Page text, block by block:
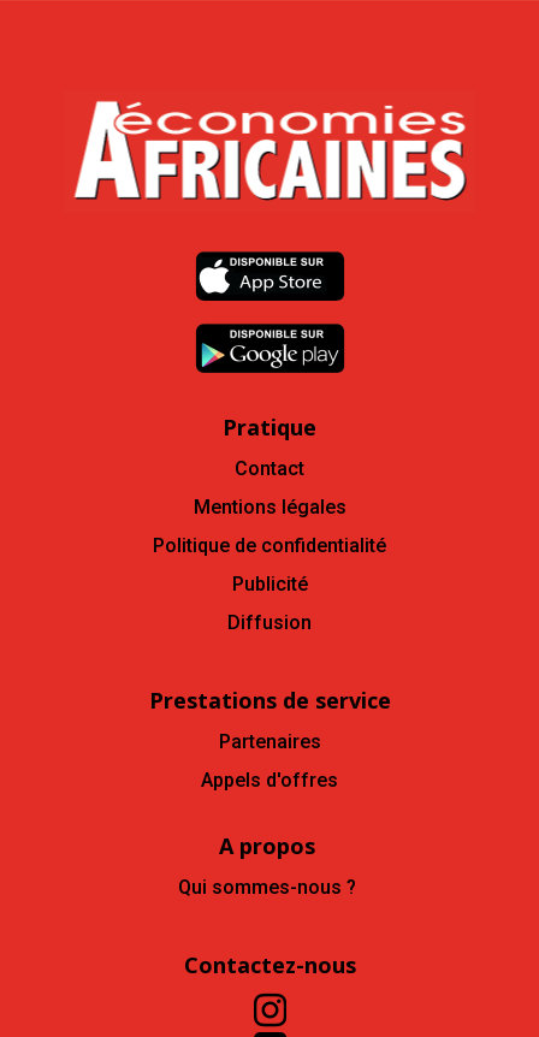
Pratique
Contact
Mentions légales
Politique de confidentialité
Publicité
Diffusion
Prestations de service
Partenaires
Appels d'offres
A propos
Qui sommes-nous ?
Contactez-nous
